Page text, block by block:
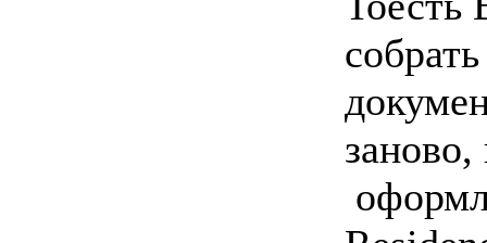
заново,